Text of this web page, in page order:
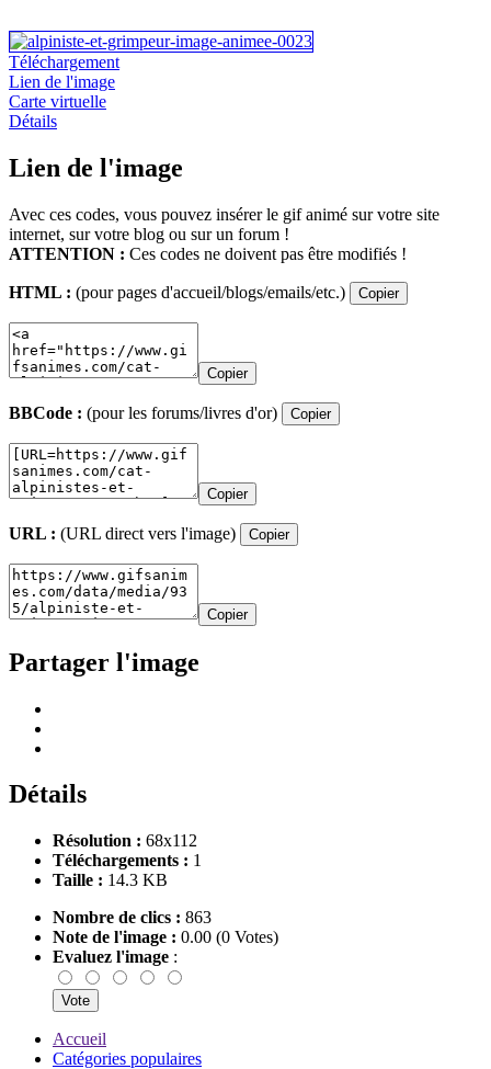
Téléchargement
Lien de l'image
Carte virtuelle
Détails
Lien de l'image
Avec ces codes, vous pouvez insérer le gif animé sur votre site
internet, sur votre blog ou sur un forum !
ATTENTION : Ces codes ne doivent pas être modifiés !
HTML : (pour pages d'accueil/blogs/emails/etc.) Copier
Copier
BBCode : (pour les forums/livres d'or) Copier
Copier
URL : (URL direct vers l'image) Copier
Copier
Partager l'image
Détails
Résolution : 68x112
Téléchargements : 1
Taille : 14.3 KB
Nombre de clics : 863
Note de l'image : 0.00 (0 Votes)
Evaluez l'image :
Accueil
Catégories populaires